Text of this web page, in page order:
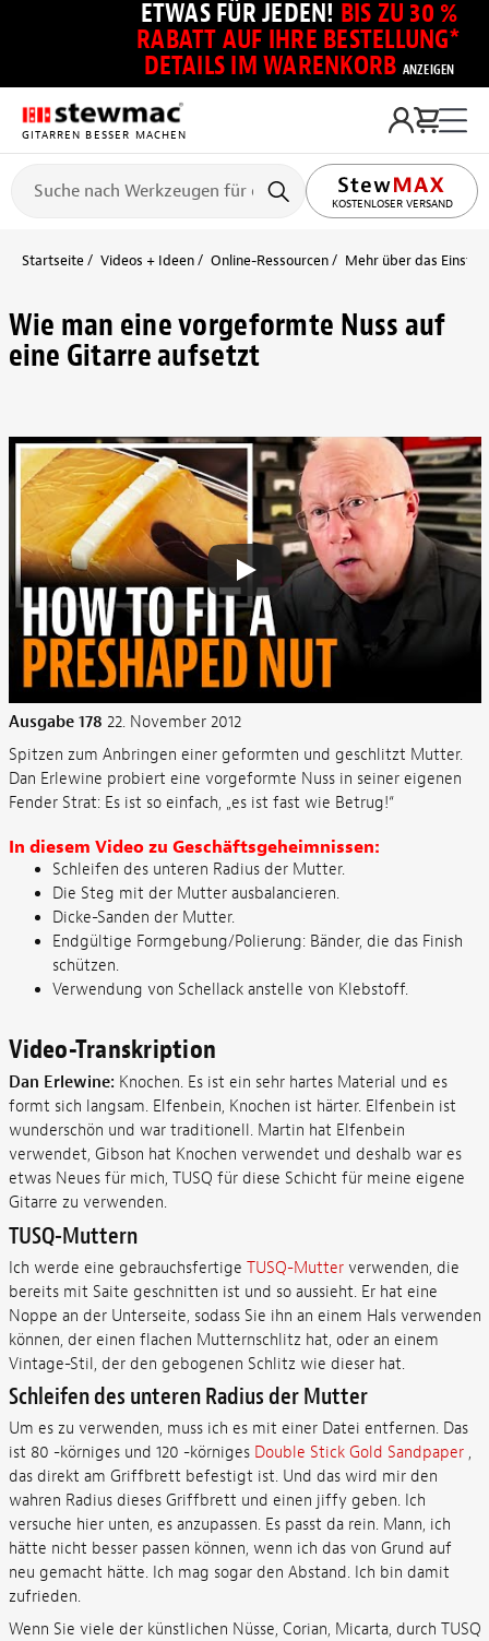
ETWAS FÜR JEDEN! BIS ZU 30 %
RABATT AUF IHRE BESTELLUNG*
DETAILS IM WARENKORB ANZEIGEN
GITARREN BESSER MACHEN
KOSTENLOSER VERSAND
Startseite Videos + Ideen Online-Ressourcen Mehr über das
Wie man eine vorgeformte Nuss auf
eine Gitarre aufsetzt
Ausgabe 178 22. November 2012
Spitzen zum Anbringen einer geformten und geschlitzt Mutter.
Dan Erlewine probiert eine vorgeformte Nuss in seiner eigenen
Fender Strat: Es ist so einfach, „es ist fast wie Betrug!“
In diesem Video zu Geschäftsgeheimnissen:
Schleifen des unteren Radius der Mutter.
Die Steg mit der Mutter ausbalancieren.
Dicke-Sanden der Mutter.
Endgültige Formgebung/Polierung: Bänder, die das Finish
schützen.
Verwendung von Schellack anstelle von Klebstoff.
Video-Transkription
Dan Erlewine: Knochen. Es ist ein sehr hartes Material und es
formt sich langsam. Elfenbein, Knochen ist härter. Elfenbein ist
wunderschön und war traditionell. Martin hat Elfenbein
verwendet, Gibson hat Knochen verwendet und deshalb war es
etwas Neues für mich, TUSQ für diese Schicht für meine eigene
Gitarre zu verwenden.
TUSQ-Muttern
Ich werde eine gebrauchsfertige TUSQ-Mutterverwenden, die
bereits mit Saite geschnitten ist und so aussieht. Er hat eine
Noppe an der Unterseite, sodass Sie ihn an einem Hals verwenden
können, der einen flachen Mutternschlitz hat, oder an einem
Vintage-Stil, der den gebogenen Schlitz wie dieser hat.
Schleifen des unteren Radius der Mutter
Um es zu verwenden, muss ich es mit einer Datei entfernen. Das
ist 80 -körniges und 120 -körniges Double Stick Gold Sandpaper,
das direkt am Griffbrett befestigt ist. Und das wird mir den
wahren Radius dieses Griffbrett und einen jiffy geben. Ich
versuche hier unten, es anzupassen. Es passt da rein. Mann, ich
hätte nicht besser passen können, wenn ich das von Grund auf
neu gemacht hätte. Ich mag sogar den Abstand. Ich bin damit
zufrieden.
Wenn Sie viele der künstlichen Nüsse, Corian, Micarta, durch TUSQ